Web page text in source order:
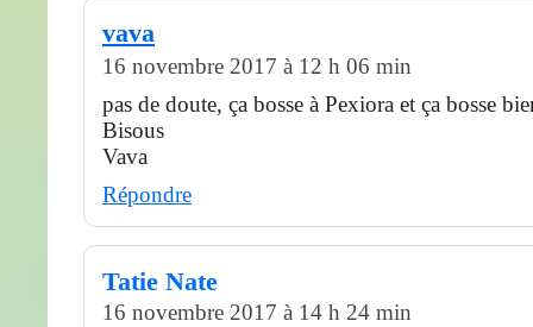
vava
16 novembre 2017 à 12 h 06 min
pas de doute, ça bosse à Pexiora et ça bosse
Bisous
Vava
Répondre
Tatie Nate
16 novembre 2017 à 14 h 24 min